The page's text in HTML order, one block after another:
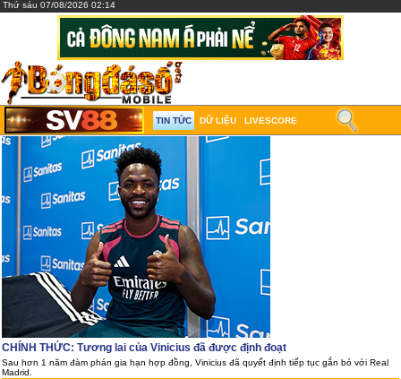
Thứ sáu 07/08/2026 02:14
TIN TỨC DỮ LIỆU LIVESCORE
CHÍNH THỨC: Tương lai của Vinicius đã được định đoạt
Sau hơn 1 năm đàm phán gia hạn hợp đồng, Vinicius đã quyết định tiếp tục gắn bó với Real
Madrid.